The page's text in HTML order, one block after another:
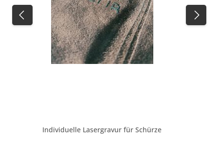
Individuelle Lasergravur für Schürze